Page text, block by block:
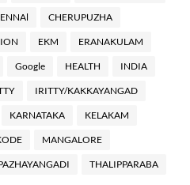
CHERUPUZHA
EKM ERANAKULAM
Google HEALTH INDIA
IRITTY/KAKKAYANGAD
KARNATAKA KELAKAM
MANGALORE
THALIPPARABA